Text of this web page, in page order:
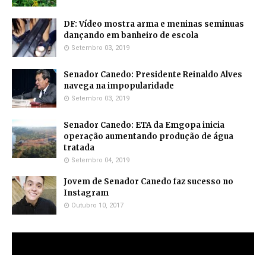
DF: Vídeo mostra arma e meninas seminuas
dançando em banheiro de escola
Setembro 03, 2019
Senador Canedo: Presidente Reinaldo Alves
navega na impopularidade
Setembro 03, 2019
Senador Canedo: ETA da Emgopa inicia
operação aumentando produção de água
tratada
Setembro 04, 2019
Jovem de Senador Canedo faz sucesso no
Instagram
Outubro 10, 2017